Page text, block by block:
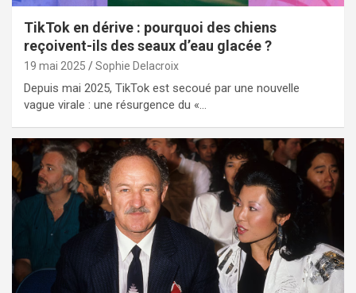
TikTok en dérive : pourquoi des chiens
reçoivent-ils des seaux d’eau glacée ?
19 mai 2025 Sophie Delacroix
Depuis mai 2025, TikTok est secoué par une nouvelle
vague virale : une résurgence du «…